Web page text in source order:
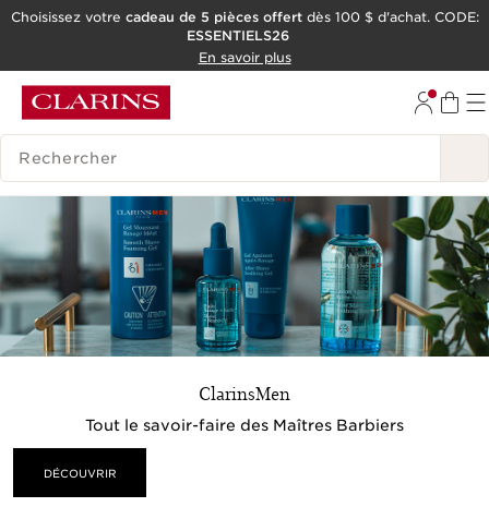
ALLER AU CONTENU
OUTIL D'ACCESSIBILITÉ
Choisissez votre cadeau de 5 pièces offertdès 100 $ d'achat. CODE:
ESSENTIELS26
En savoir plus
HISTORIQUE DES RECHERCHES
ClarinsMen
Tout le savoir-faire des Maîtres Barbiers
DÉCOUVRIR